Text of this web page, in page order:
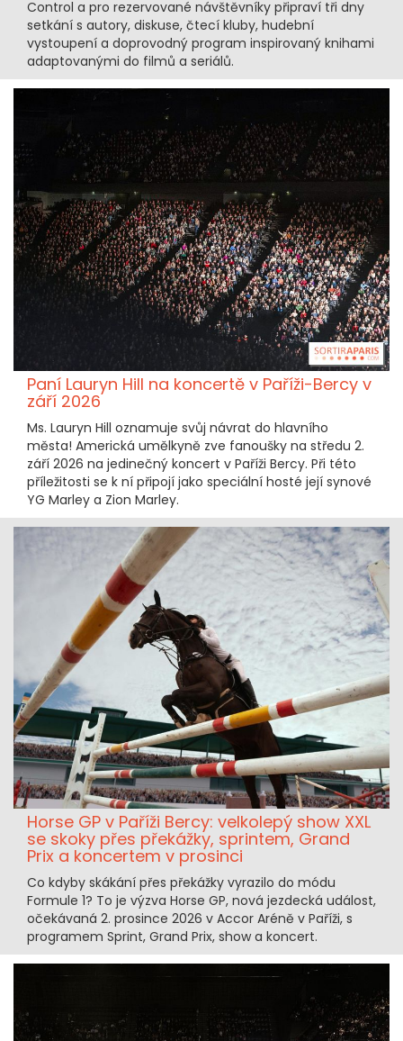
Control a pro rezervované návštěvníky připraví tři dny
setkání s autory, diskuse, čtecí kluby, hudební
vystoupení a doprovodný program inspirovaný knihami
adaptovanými do filmů a seriálů.
Paní Lauryn Hill na koncertě v Paříži-Bercy v
září 2026
Ms. Lauryn Hill oznamuje svůj návrat do hlavního
města! Americká umělkyně zve fanoušky na středu 2.
září 2026 na jedinečný koncert v Paříži Bercy. Při této
příležitosti se k ní připojí jako speciální hosté její synové
YG Marley a Zion Marley.
Horse GP v Paříži Bercy: velkolepý show XXL
se skoky přes překážky, sprintem, Grand
Prix a koncertem v prosinci
Co kdyby skákání přes překážky vyrazilo do módu
Formule 1? To je výzva Horse GP, nová jezdecká událost,
očekávaná 2. prosince 2026 v Accor Aréně v Paříži, s
programem Sprint, Grand Prix, show a koncert.